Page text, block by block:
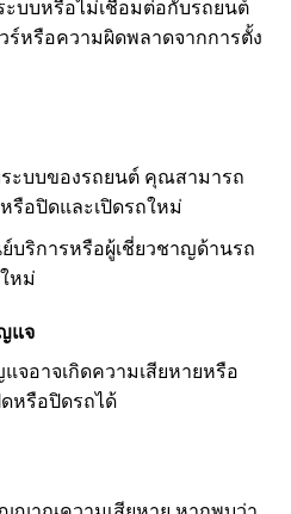
บบหรือไม่เชื่อมต่อกับรถยนต์
หรือความผิดพลาดจากการตั้ง
ะบบของรถยนต์ คุณสามารถ
รือปิดและเปิดรถใหม่
บริการหรือผู้เชี่ยวชาญด้านรถ
หม่
แจ
จอาจเกิดความเสียหายหรือ
หรือปิดรถได้